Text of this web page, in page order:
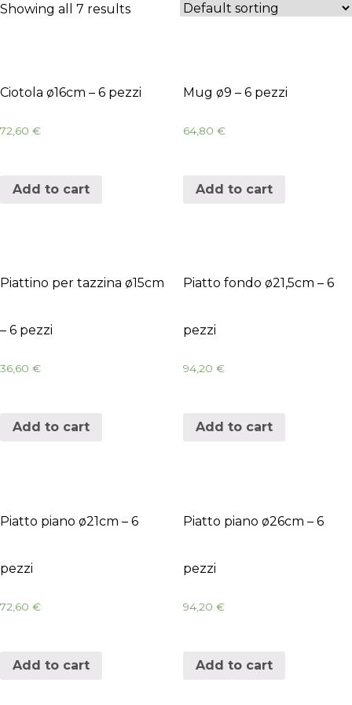
Showing all 7 results
Ciotola ø16cm – 6 pezzi
72,60 €
Add to cart
Mug ø9 – 6 pezzi
64,80 €
Add to cart
Piattino per tazzina ø15cm
– 6 pezzi
36,60 €
Add to cart
Piatto fondo ø21,5cm – 6
pezzi
94,20 €
Add to cart
Piatto piano ø21cm – 6
pezzi
72,60 €
Add to cart
Piatto piano ø26cm – 6
pezzi
94,20 €
Add to cart